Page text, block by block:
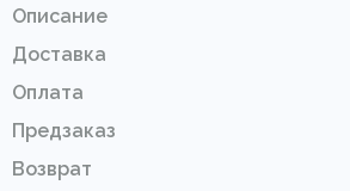
Описание
Доставка
Оплата
Предзаказ
Возврат